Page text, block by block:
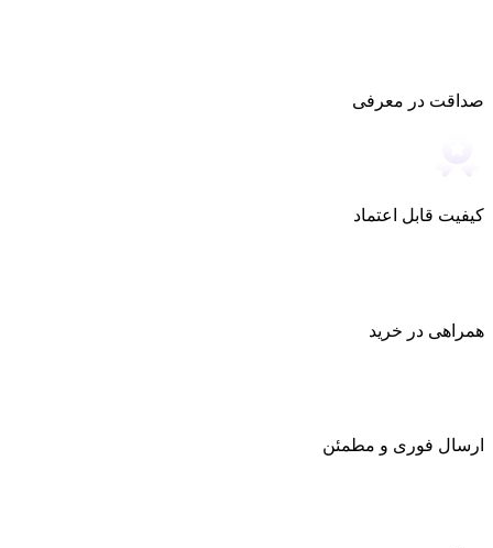
صداقت در معرفی
کیفیت قابل اعتماد
همراهی در خرید
ارسال فوری و مطمئن